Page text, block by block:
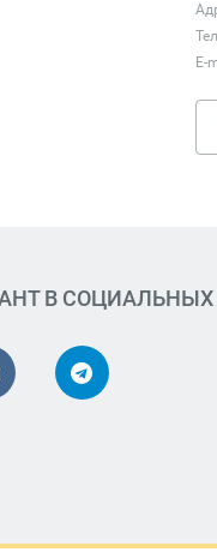
E-
В СОЦИАЛЬНЫХ